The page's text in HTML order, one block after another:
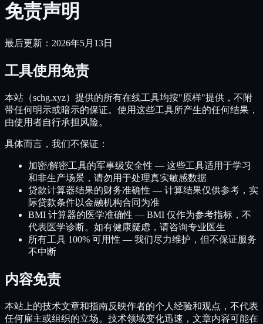
免责声明
最后更新：2026年5月13日
工具使用免责
本站（schg.xyz）提供的所有在线工具均按"原样"提供，不附
带任何明示或暗示的保证。使用这些工具所产生的任何结果，
由使用者自行承担风险。
具体而言，我们不保证：
加密/解密工具的军事级安全性 — 这些工具适用于学习
和非生产场景，请勿用于处理真实敏感数据
贷款计算器结果的财务准确性 — 计算结果仅供参考，实
际贷款条件以金融机构合同为准
BMI 计算器的医学准确性 — BMI 仅作为参考指标，不
代表医学诊断。如有健康疑虑，请咨询专业医生
所有工具 100% 可用性 — 我们尽力维护，但不保证服务
不中断
内容免责
本站上的技术文章和指南反映作者的个人经验和观点，不代表
任何雇主或组织的立场。技术领域变化迅速，文章内容可能在